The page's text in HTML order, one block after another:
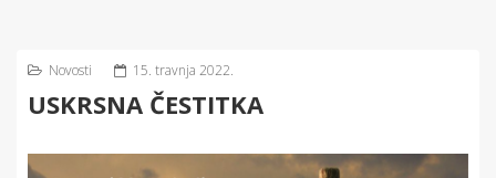
Novosti 15. travnja 2022.
USKRSNA ČESTITKA